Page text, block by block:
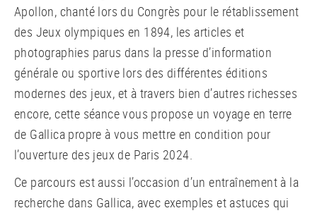
Apollon, chanté lors du Congrès pour le rétablissement
des Jeux olympiques en 1894, les articles et
photographies parus dans la presse d’information
générale ou sportive lors des différentes éditions
modernes des jeux, et à travers bien d’autres richesses
encore, cette séance vous propose un voyage en terre
de Gallica propre à vous mettre en condition pour
l’ouverture des jeux de Paris 2024.
Ce parcours est aussi l’occasion d’un entraînement à la
recherche dans Gallica, avec exemples et astuces qui